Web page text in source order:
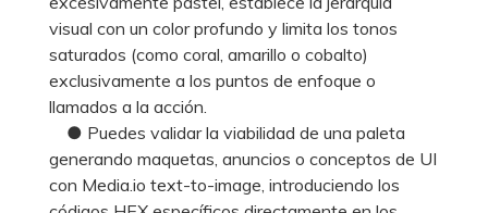
visual con un color profundo y limita los tonos
saturados (como coral, amarillo o cobalto)
exclusivamente a los puntos de enfoque o
llamados a la acción.
● Puedes validar la viabilidad de una paleta
generando maquetas, anuncios o conceptos de UI
con Media.io text-to-image, introduciendo los